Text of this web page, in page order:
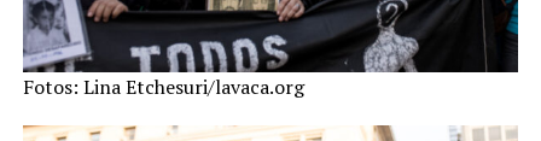
Fotos: Lina Etchesuri/lavaca.org